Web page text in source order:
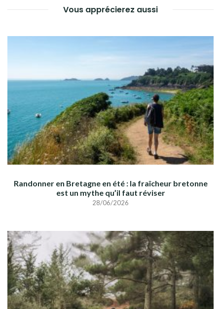
Vous apprécierez aussi
Randonner en Bretagne en été : la fraîcheur bretonne
est un mythe qu’il faut réviser
28/06/2026